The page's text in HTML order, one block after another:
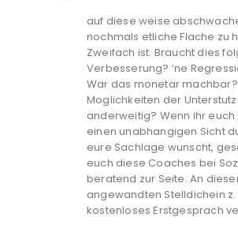
auf diese weise
nochmals etliche Flache zu
Zweifach ist. Braucht dies
Verbesserung? ‘ne
War das monetar machbar?
Moglichkeiten der
anderweitig? Wenn ihr
einen unabhangigen Sicht
eure Sachlage wunscht,
euch diese Coaches bei
beratend zur Seite. An
angewandten Stelldichein
kostenloses Erstgesprach